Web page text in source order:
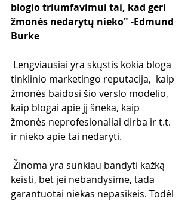
blogio triumfavimui tai, kad geri
žmonės nedarytų nieko" -Edmund
Burke
tinklinio marketingo reputacija,  kaip
žmonės baidosi šio verslo modelio,
kaip blogai apie jį šneka, kaip
žmonės neprofesionaliai dirba ir t.t.
ir nieko apie tai nedaryti.
keisti, bet jei nebandysime, tada
garantuotai niekas nepasikeis. Todėl